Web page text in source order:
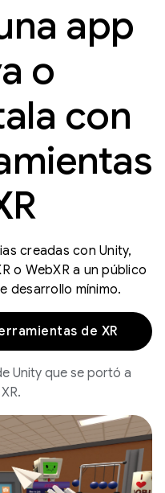
app
o
con
creadas con Unity,
o WebXR a un público
desarrollo mínimo.
de XR
Unity que se portó a